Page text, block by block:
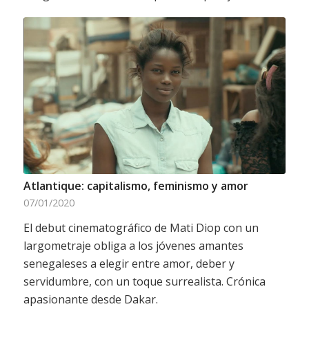
Atlantique: capitalismo, feminismo y amor
07/01/2020
El debut cinematográfico de Mati Diop con un
largometraje obliga a los jóvenes amantes
senegaleses a elegir entre amor, deber y
servidumbre, con un toque surrealista. Crónica
apasionante desde Dakar.